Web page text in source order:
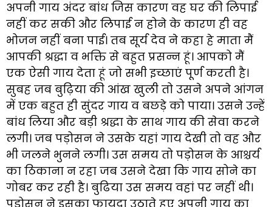
अपनी गाय अंदर बांध जिस कारण वह घर की लिपाई
नहीं कर सकी और लिपाई न होने के कारण ही वह
भोजन नहीं बना पाई। तब सूर्य देव ने कहा हे माता मैं
आपकी श्रद्धा व भक्ति से बहुत प्रसन्न हूं। आपको मैं
एक ऐसी गाय देता हूं जो सभी इच्छाएं पूर्ण करती है।
सुबह जब बुढ़िया की आंख खुली तो उसने अपने आंगन
में एक बहुत ही सुंदर गाय व बछड़े को पाया। उसने उन्हें
बांध लिया और बड़ी श्रद्धा के साथ गाय की सेवा करने
लगी। जब पड़ोसन ने उसके यहां गाय देखी तो वह और
भी जलने भुनने लगी। उस समय तो पड़ोसन के आश्चर्य
का ठिकाना न रहा जब उसने देखा कि गाय सोने का
गोबर कर रही है। बुढिया उस समय वहां पर नहीं थी।
पड़ोसन ने इसका फायदा उठाते हुए अपनी गाय का